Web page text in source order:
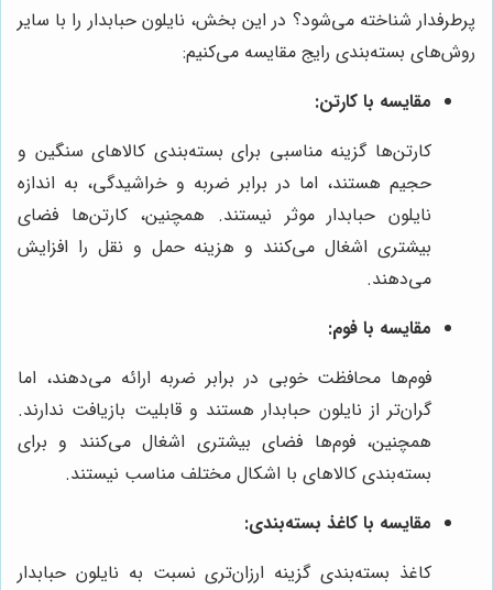
پرطرفدار شناخته می‌شود؟ در این بخش، نایلون حبابدار را با سایر
روش‌های بسته‌بندی رایج مقایسه می‌کنیم:
مقایسه با کارتن:
کارتن‌ها گزینه مناسبی برای بسته‌بندی کالاهای سنگین و
حجیم هستند، اما در برابر ضربه و خراشیدگی، به اندازه
نایلون حبابدار موثر نیستند. همچنین، کارتن‌ها فضای
بیشتری اشغال می‌کنند و هزینه حمل و نقل را افزایش
می‌دهند.
مقایسه با فوم:
فوم‌ها محافظت خوبی در برابر ضربه ارائه می‌دهند، اما
گران‌تر از نایلون حبابدار هستند و قابلیت بازیافت ندارند.
همچنین، فوم‌ها فضای بیشتری اشغال می‌کنند و برای
بسته‌بندی کالاهای با اشکال مختلف مناسب نیستند.
مقایسه با کاغذ بسته‌بندی:
کاغذ بسته‌بندی گزینه ارزان‌تری نسبت به نایلون حبابدار